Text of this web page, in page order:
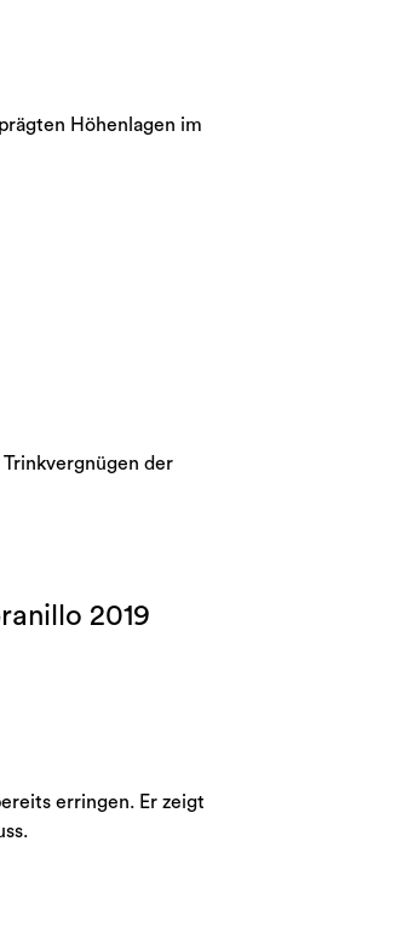
Höhenlagen im
Trinkvergnügen der
2019
erringen. Er zeigt